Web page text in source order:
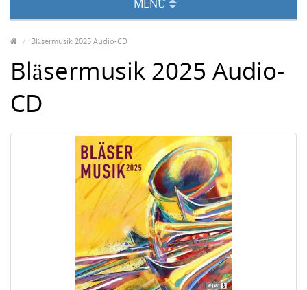
MENÜ
Bläsermusik 2025 Audio-CD
Bläsermusik 2025 Audio-
CD